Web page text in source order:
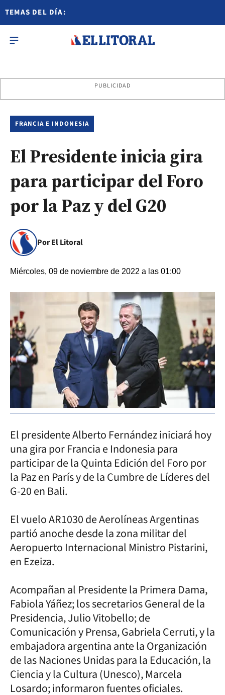
TEMAS DEL DÍA:
PUBLICIDAD
FRANCIA E INDONESIA
El Presidente inicia gira
para participar del Foro
por la Paz y del G20
Por El Litoral
Miércoles, 09 de noviembre de 2022 a las 01:00
El presidente Alberto Fernández iniciará hoy
una gira por Francia e Indonesia para
participar de la Quinta Edición del Foro por
la Paz en París y de la Cumbre de Líderes del
G-20 en Bali.
El vuelo AR1030 de Aerolíneas Argentinas
partió anoche desde la zona militar del
Aeropuerto Internacional Ministro Pistarini,
en Ezeiza.
Acompañan al Presidente la Primera Dama,
Fabiola Yáñez; los secretarios General de la
Presidencia, Julio Vitobello; de
Comunicación y Prensa, Gabriela Cerruti, y la
embajadora argentina ante la Organización
de las Naciones Unidas para la Educación, la
Ciencia y la Cultura (Unesco), Marcela
Losardo; informaron fuentes oficiales.